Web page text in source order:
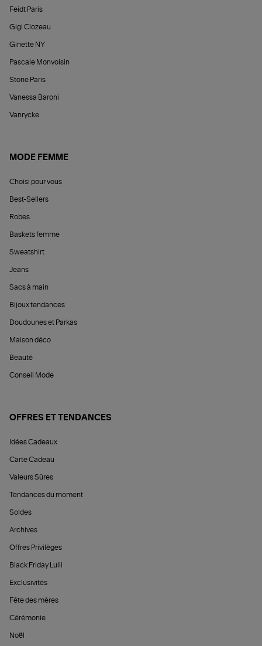
Feidt Paris
Gigi Clozeau
Ginette NY
Pascale Monvoisin
Stone Paris
Vanessa Baroni
Vanrycke
MODE FEMME
Choisi pour vous
Best-Sellers
Robes
Baskets femme
Sweatshirt
Jeans
Sacs à main
Bijoux tendances
Doudounes et Parkas
Maison déco
Beauté
Conseil Mode
OFFRES ET TENDANCES
Idées Cadeaux
Carte Cadeau
Valeurs Sûres
Tendances du moment
Soldes
Archives
Offres Privilèges
Black Friday Lulli
Exclusivités
Fête des mères
Cérémonie
Noël